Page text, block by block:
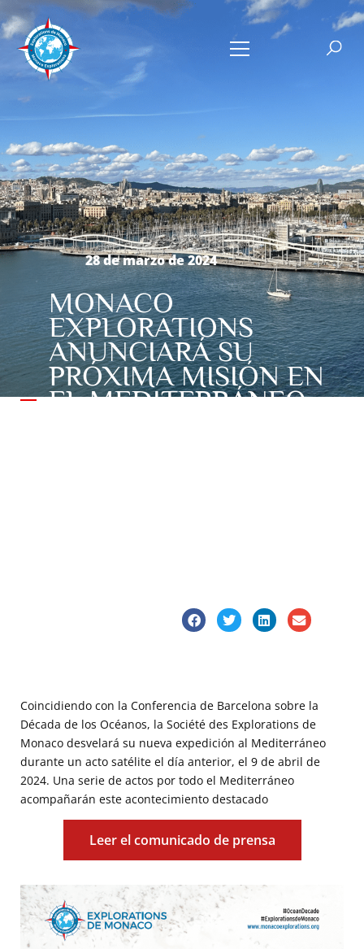
28 de marzo de 2024
MONACO
EXPLORATIONS
ANUNCIARÁ SU
PRÓXIMA MISIÓN EN
EL MEDITERRÁNEO
Coincidiendo con la Conferencia de Barcelona sobre la
Década de los Océanos, la Société des Explorations de
Monaco desvelará su nueva expedición al Mediterráneo
durante un acto satélite el día anterior, el 9 de abril de
2024. Una serie de actos por todo el Mediterráneo
acompañarán este acontecimiento destacado
Leer el comunicado de prensa